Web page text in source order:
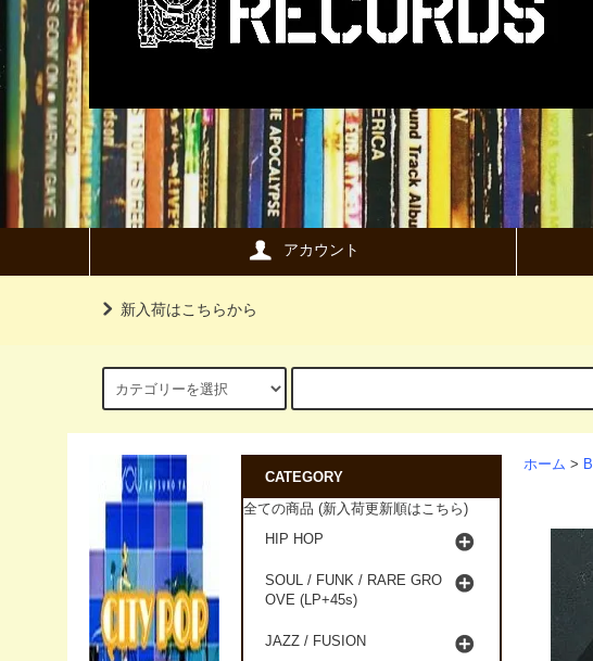
アカウント
新入荷はこちらから
ホーム >
CATEGORY
全ての商品 (新入荷更新順はこちら)
HIP HOP
SOUL / FUNK / RARE GRO
OVE (LP+45s)
JAZZ / FUSION